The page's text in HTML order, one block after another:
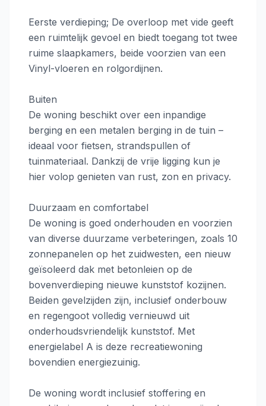
Eerste verdieping; De overloop met vide geeft
een ruimtelijk gevoel en biedt toegang tot twee
ruime slaapkamers, beide voorzien van een
Vinyl-vloeren en rolgordijnen.
Buiten
De woning beschikt over een inpandige
berging en een metalen berging in de tuin –
ideaal voor fietsen, strandspullen of
tuinmateriaal. Dankzij de vrije ligging kun je
hier volop genieten van rust, zon en privacy.
Duurzaam en comfortabel
De woning is goed onderhouden en voorzien
van diverse duurzame verbeteringen, zoals 10
zonnepanelen op het zuidwesten, een nieuw
geïsoleerd dak met betonleien op de
bovenverdieping nieuwe kunststof kozijnen.
Beiden gevelzijden zijn, inclusief onderbouw
en regengoot volledig vernieuwd uit
onderhoudsvriendelijk kunststof. Met
energielabel A is deze recreatiewoning
bovendien energiezuinig.
De woning wordt inclusief stoffering en